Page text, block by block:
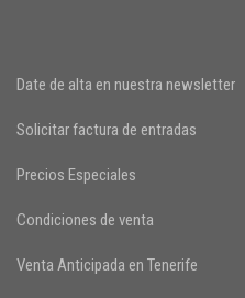
Date de alta en nuestra newsletter
Solicitar factura de entradas
Precios Especiales
Condiciones de venta
Venta Anticipada en Tenerife